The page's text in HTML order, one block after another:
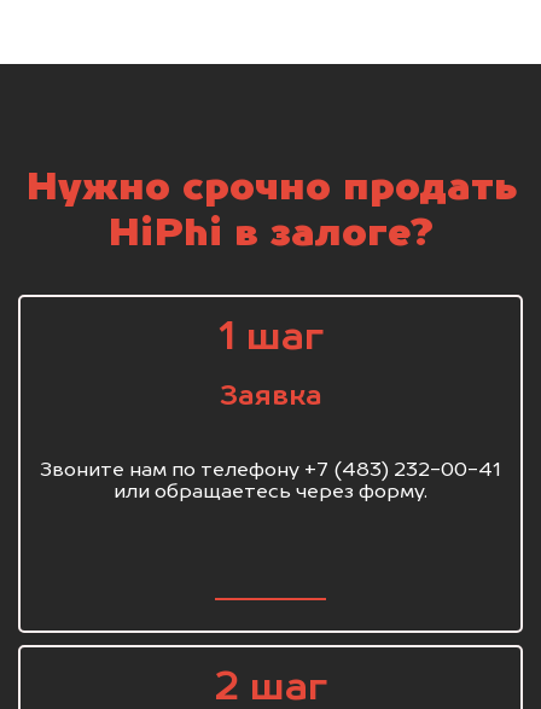
Нужно срочно продать
HiPhi в залоге?
1 шаг
Заявка
Звоните нам по телефону +7 (483) 232-00-41
или обращаетесь через форму.
2 шаг